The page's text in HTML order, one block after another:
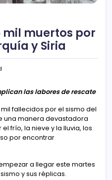
mil muertos por
y Siria
las labores de rescate
fallecidos por el sismo del
una manera devastadora
frío, la nieve y la lluvia, los
por encontrar
a llegar este martes
y sus réplicas.